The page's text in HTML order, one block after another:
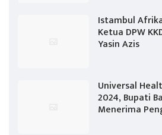
Istambul
Ketua DPW
Yasin Azis
Universal
2024, Bupati
Menerima